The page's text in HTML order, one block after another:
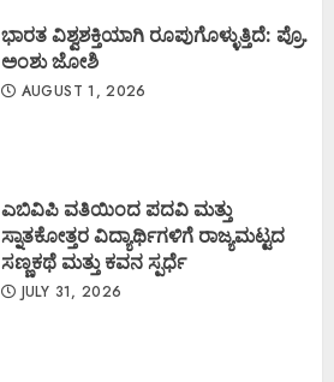
ಭಾರತ ವಿಶ್ವಶಕ್ತಿಯಾಗಿ ರೂಪುಗೊಳ್ಳುತ್ತಿದೆ: ಪ್ರೊ.
ಅಂಶು ಜೋಶಿ
AUGUST 1, 2026
ಎಬಿವಿಪಿ ವತಿಯಿಂದ ಪದವಿ ಮತ್ತು
ಸ್ನಾತಕೋತ್ತರ ವಿದ್ಯಾರ್ಥಿಗಳಿಗೆ ರಾಜ್ಯಮಟ್ಟದ
ಸಣ್ಣಕಥೆ ಮತ್ತು ಕವನ ಸ್ಪರ್ಧೆ
JULY 31, 2026